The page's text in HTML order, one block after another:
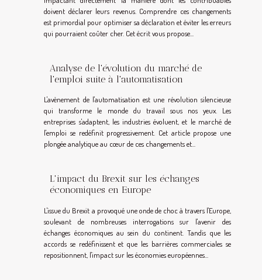
doivent déclarer leurs revenus. Comprendre ces changements
est primordial pour optimiser sa déclaration et éviter les erreurs
qui pourraient coûter cher. Cet écrit vous propose...
Analyse de l'évolution du marché de
l'emploi suite à l'automatisation
L'avènement de l'automatisation est une révolution silencieuse
qui transforme le monde du travail sous nos yeux. Les
entreprises s'adaptent, les industries évoluent, et le marché de
l'emploi se redéfinit progressivement. Cet article propose une
plongée analytique au cœur de ces changements et...
L'impact du Brexit sur les échanges
économiques en Europe
L'issue du Brexit a provoqué une onde de choc à travers l'Europe,
soulevant de nombreuses interrogations sur l'avenir des
échanges économiques au sein du continent. Tandis que les
accords se redéfinissent et que les barrières commerciales se
repositionnent, l'impact sur les économies européennes...